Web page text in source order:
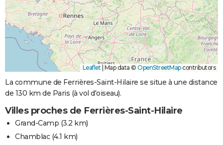
Leaflet| Map data © OpenStreetMapcontributors
La commune de Ferrières-Saint-Hilaire se situe à une distance
de 130 km de Paris (à vol d'oiseau).
Villes proches de Ferrières-Saint-Hilaire
Grand-Camp (3.2 km)
Chamblac(4.1 km)